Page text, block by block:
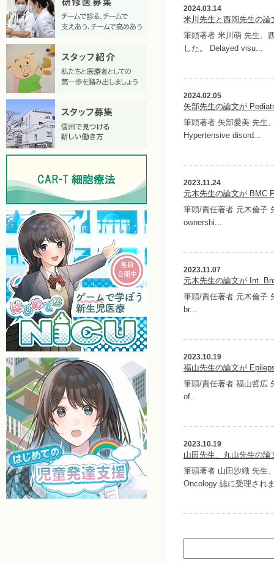
2024.03.14
米川先生と西岡先生の
筆頭著者 米川萌 先生、
した。 Delayed visu...
2024.02.05
矢部先生の論文が
筆頭著者 矢部愛美 先生
Hypertensive disord...
2023.11.24
元木先生の論文が BMC
筆頭/責任著者 元木倫子
ownershi...
2023.11.07
元木先生の論文が Int.
筆頭/責任著者 元木倫子
br...
2023.10.19
福山先生の論文が
筆頭/責任著者 福山哲広
of...
2023.10.19
山田先生、丸山先生の
筆頭著者 山田沙織 先生
Oncology 誌に受理され